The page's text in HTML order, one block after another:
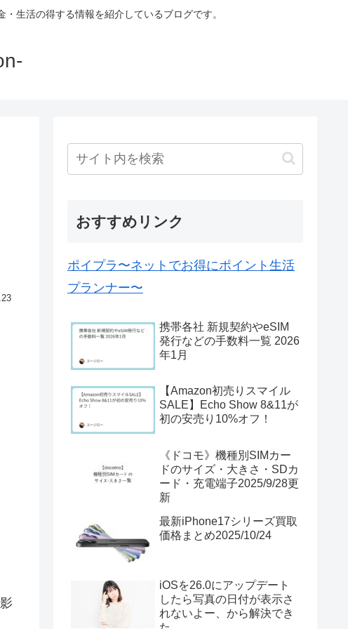
生活の得する情報を紹介しているブログです。
おすすめリンク
ポイプラ〜ネットでお得にポイント生活
プランナー〜
携帯各社 新規契約やeSIM
発行などの手数料一覧 2026
年1月
【Amazon初売りスマイル
SALE】Echo Show 8&11が
初の安売り10%オフ！
《ドコモ》機種別SIMカー
ドのサイズ・大きさ・SDカ
ード・充電端子2025/9/28更
新
最新iPhone17シリーズ買取
価格まとめ2025/10/24
iOSを26.0にアップデート
したら写真の日付が表示さ
れないよー、から解決でき